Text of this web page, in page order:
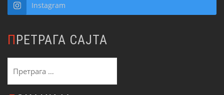
Instagram
ПРЕТРАГА САЈТА
за: